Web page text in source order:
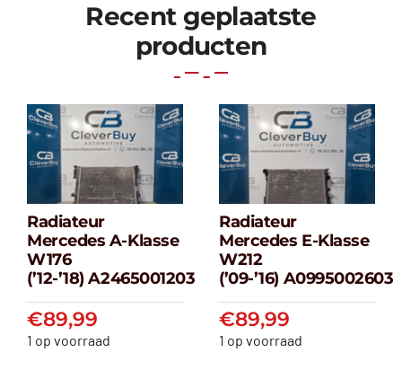
Recent geplaatste
producten
Radiateur
Mercedes A-
klasse W176
(’12-’18) A2465001203
€89,99
Radiateur
Mercedes A-Klasse
W176
(’12-’18) A2465001203
€89,99
1 op voorraad
Radiateur
Mercedes E-
klasse W212
(’09-’16)
€89,99
Radiateur
Mercedes E-Klasse
W212
(’09-’16) A0995002603
€89,99
1 op voorraad